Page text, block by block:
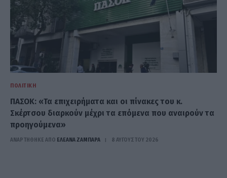
ΠΟΛΙΤΙΚΉ
ΠΑΣΟΚ: «Τα επιχειρήματα και οι πίνακες του κ.
Σκέρτσου διαρκούν μέχρι τα επόμενα που αναιρούν τα
προηγούμενα»
ΑΝΑΡΤΗΘΗΚΕ ΑΠΟ ΕΛΕΑΝΑ ΖΑΜΠΑΡΑ 8 ΑΥΓΟΎΣΤΟΥ 2026